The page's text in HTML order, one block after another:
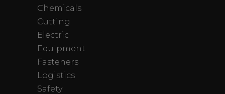
Chemicals
Cutting
Electric
Equipment
Fasteners
Logistics
Safety